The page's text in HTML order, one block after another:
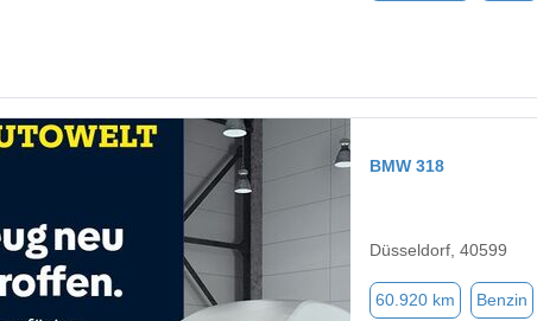
BMW 318
Düsseldorf, 40599
60.920 km Benzin